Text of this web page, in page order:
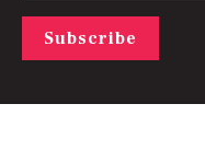
Subscribe